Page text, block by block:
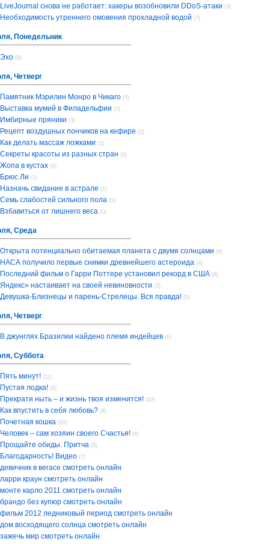
LiveJournal снова не работает: хакеры возобновили DDoS-атаки (3)
Необходимость утреннего омовения прохладной водой (7)
Понедельник
Эхо (6)
Четверг
Памятник Мэрилин Монро в Чикаго (5)
Выставка мумий в Филадельфии (2)
Имбирные пряники (3)
Рецепт воздушных пончиков на кефире (2)
Как делать массаж ложками (1)
Секреты красоты из разных стран (0)
Жопа в кустах (0)
Брюс Ли (1)
Назначь свидание в астрале (1)
Семь слабостей сильного пола (0)
Bзбавиться от лишнего веса (0)
Среда
Открыта потенциально обитаемая планета с двумя солнцами (6)
НАСА получило первые снимки древнейшего астероида (4)
Последний фильм о Гарри Поттере установил рекорд в США (6)
Яндекс» настаивает на своей невиновности (3)
Девушка-Близнецы и парень-Стрелецы. Вся правда! (5)
Четверг
В джунглях Бразилии найдено племя индейцев (6)
Суббота
Пять минут! (11)
Пустая лодка! (8)
Прекрати ныть – и жизнь твоя изменится! (10)
Как впустить в себя любовь? (8)
Почетная кошка (10)
Человек – сам хозяин своего Счастья! (6)
Прощайте обиды. Притча (8)
Благодарность! Видео (7)
девичник в вегасе смотреть онлайн
ларри краун смотреть онлайн
монте карло 2011 смотреть онлайн
брандо без купюр смотреть онлайн
фильм 2012 ледниковый период смотреть онлайн
дом восходящего солнца смотреть онлайн
зажечь мир смотреть онлайн